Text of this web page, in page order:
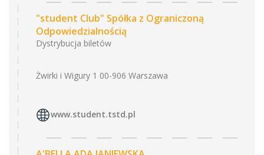
"student Club" Spółka z Ograniczoną
Odpowiedzialnością
Dystrybucja biletów
Żwirki i Wigury 1 00-906 Warszawa
www.student.tstd.pl